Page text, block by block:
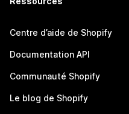
Centre d’aide de Shopify
Documentation API
Communauté Shopify
Le blog de Shopify